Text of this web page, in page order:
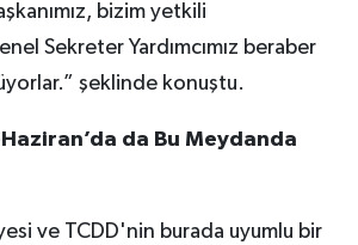
bizim yetkili
Sekreter Yardımcımız beraber
şeklinde konuştu.
da Bu Meydanda
ve TCDD'nin burada uyumlu bir